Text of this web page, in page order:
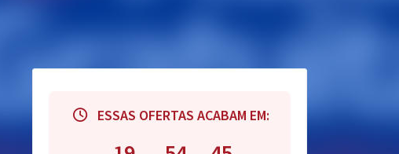
ESSAS OFERTAS ACABAM EM: